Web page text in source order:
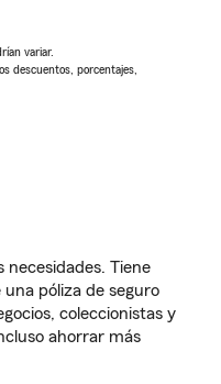
variar.
descuentos, porcentajes,
necesidades. Tiene
póliza de seguro
coleccionistas y
ahorrar más